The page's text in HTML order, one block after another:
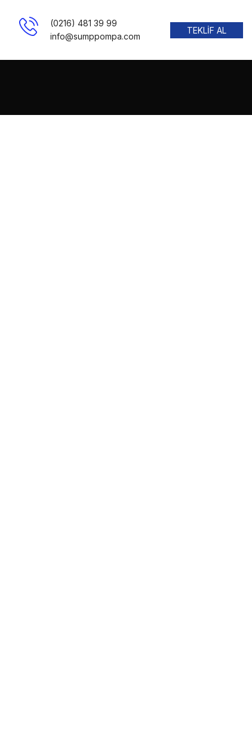
(0216) 481 39 99
info@sumppompa.com
TEKLİF AL